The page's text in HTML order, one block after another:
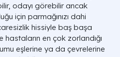
odayı görebilir ancak
için parmağınızı dahi
hissiyle baş başa
hastaların en çok zorlandığı
eşlerine ya da çevrelerine